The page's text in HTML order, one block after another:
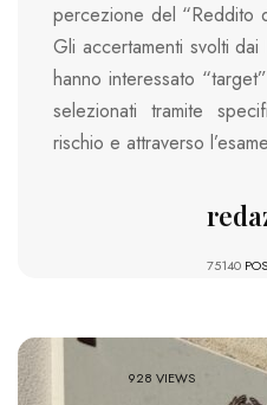
percezione del “Reddito
Gli accertamenti svolti dai
hanno interessato
selezionati tramite
rischio e attraverso
75140
928 VIEWS